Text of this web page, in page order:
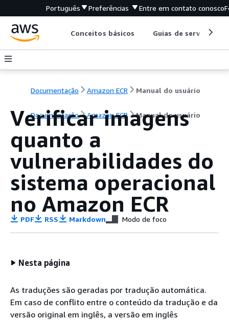
Português Preferências Entre em contato conosco
Conceitos básicos Guias de serviço
Documentação Amazon ECR Manual do usuário
Documentação Amazon ECR Manual do usuário
Verificar imagens
quanto a
vulnerabilidades do
sistema operacional
no Amazon ECR
PDF RSS Markdown Modo de foco
Nesta página
As traduções são geradas por tradução automática.
Em caso de conflito entre o conteúdo da tradução e da
versão original em inglês, a versão em inglês